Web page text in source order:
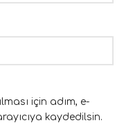
için adım, e-
kaydedilsin.